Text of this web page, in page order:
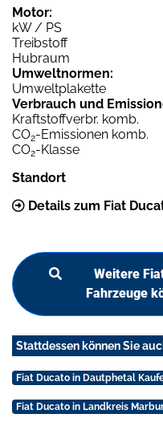
Motor:
kW / PS
Treibstoff
Hubraum
Umweltnormen:
Umweltplakette
Verbrauch und
Kraftstoffverbr. komb.
CO2-Emissionen komb.
CO2-Klasse
Standort
Details zum Fiat
Weitere
Fahrzeuge
Stattdessen können Sie
Fiat Ducato in Dautphetal
Fiat Ducato in Landkreis